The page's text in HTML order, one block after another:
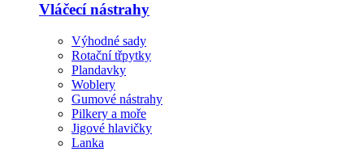
Vláčecí nástrahy
Výhodné sady
Rotační třpytky
Plandavky
Woblery
Gumové nástrahy
Pilkery a moře
Jigové hlavičky
Lanka